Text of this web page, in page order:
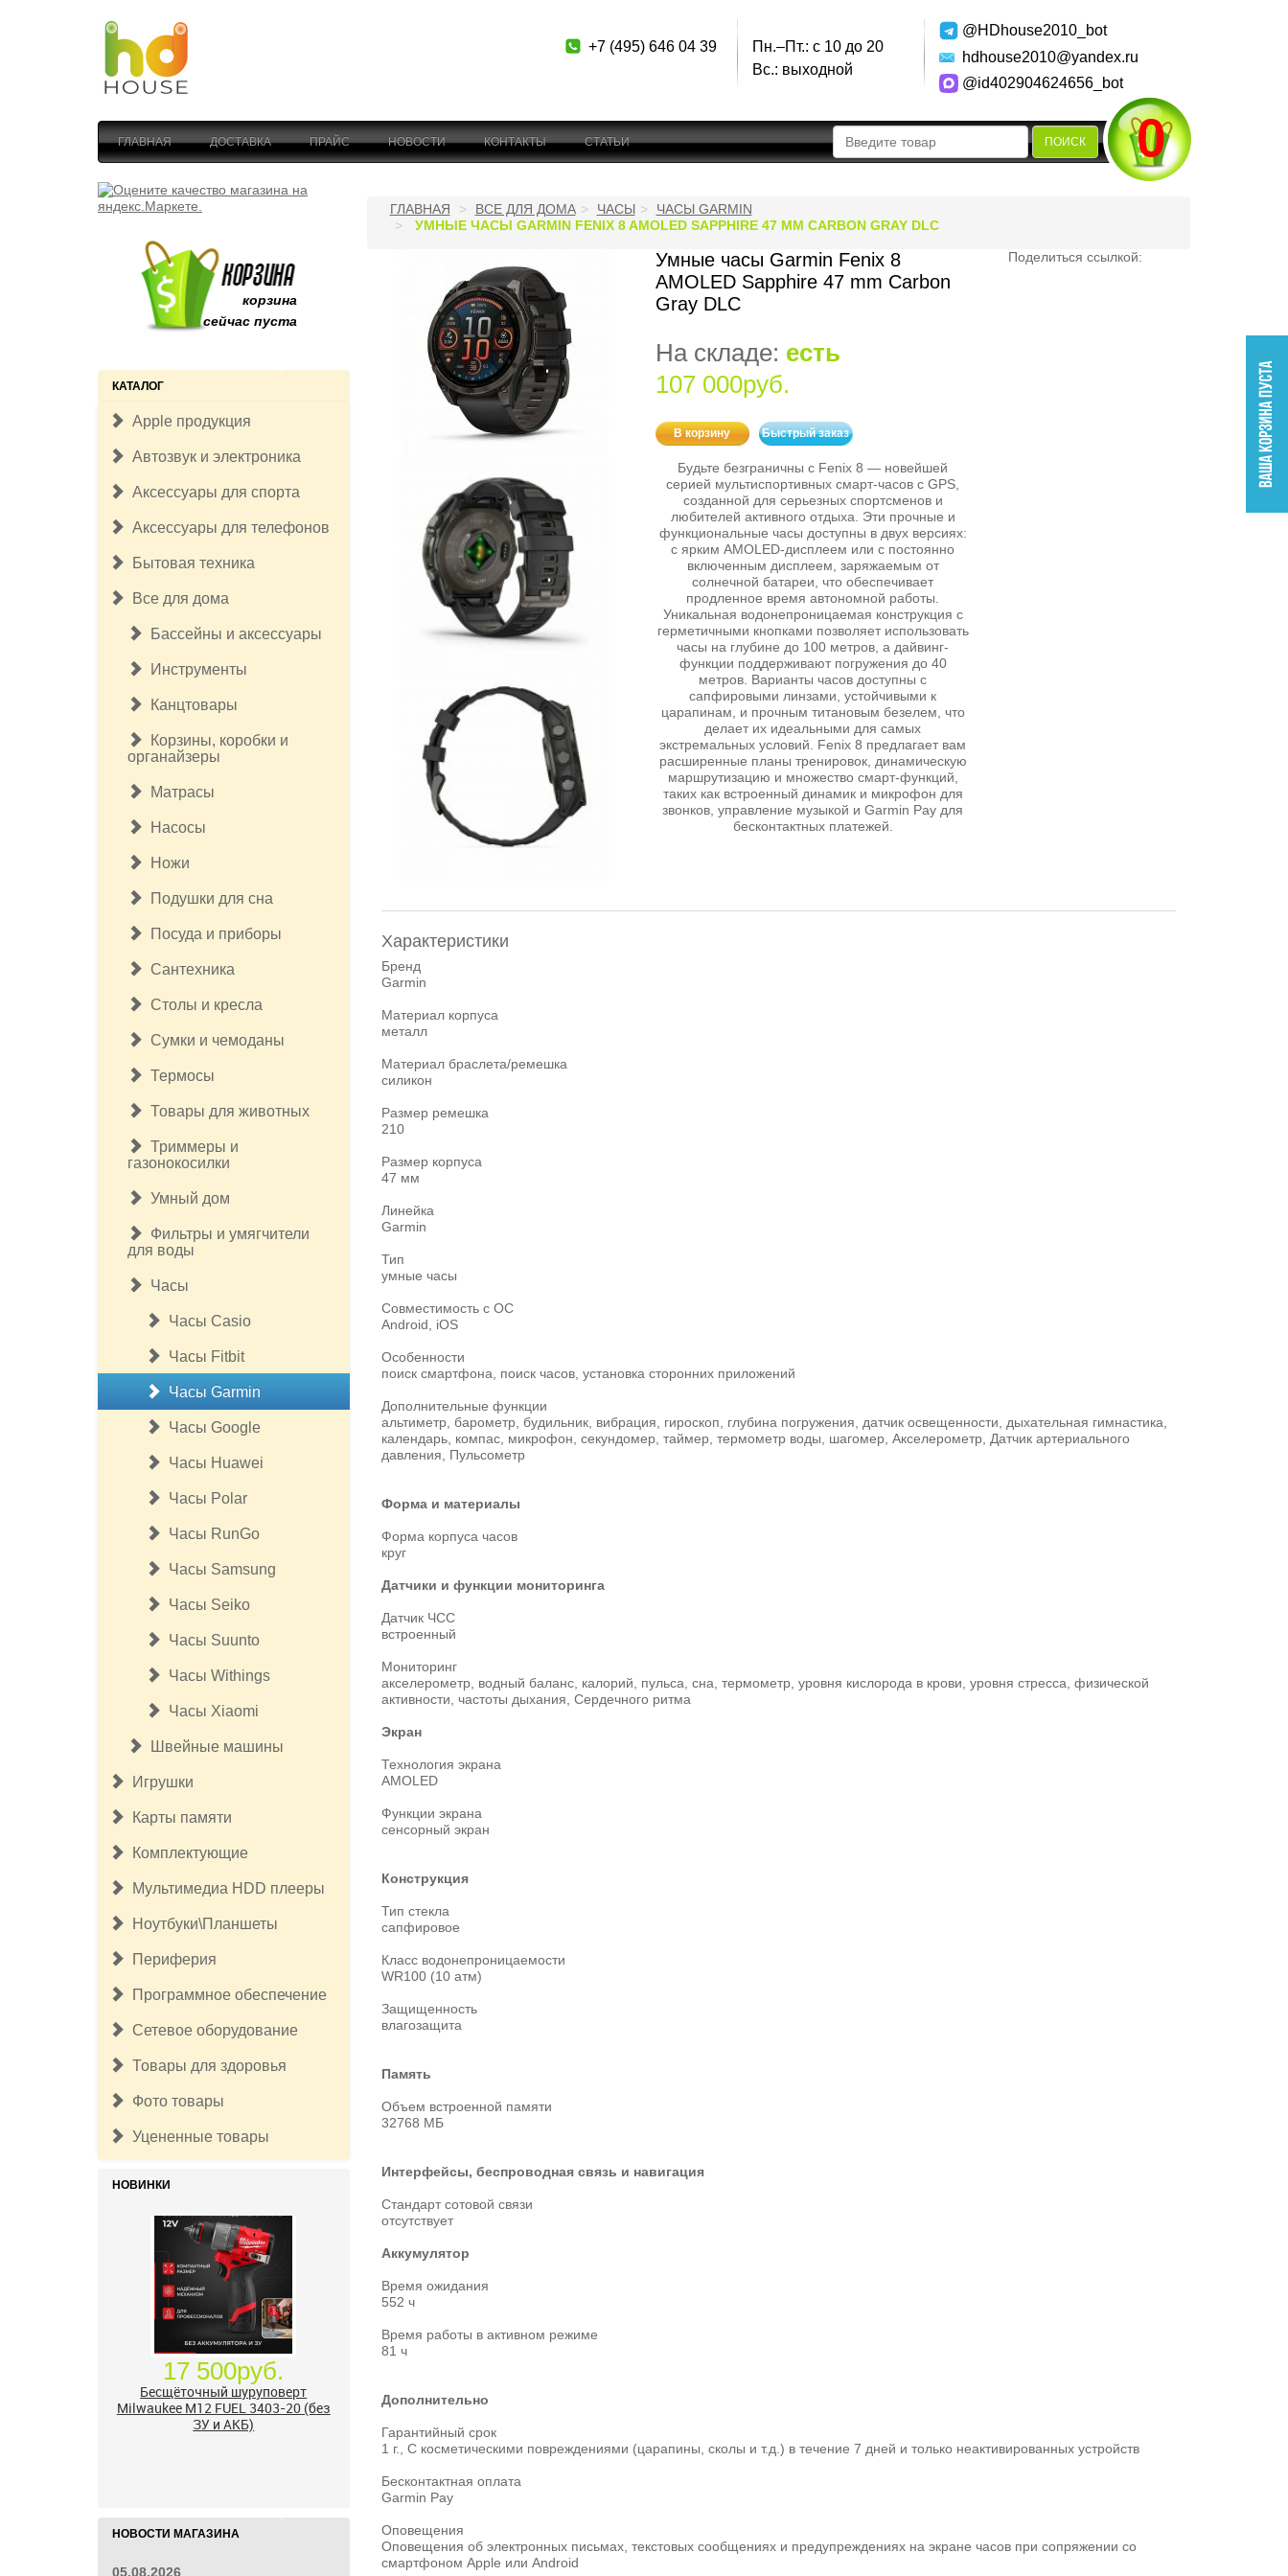
+7 (495) 646 04 39
Пн.–Пт.: с 10 до 20
Вс.: выходной
@HDhouse2010_bot
hdhouse2010@yandex.ru
@id402904624656_bot
ГЛАВНАЯ ДОСТАВКА ПРАЙС НОВОСТИ КОНТАКТЫ СТАТЬИ ПОИСК 0
корзина
сейчас пуста
КАТАЛОГ
Apple продукция
Автозвук и электроника
Аксессуары для спорта
Аксессуары для телефонов
Бытовая техника
Все для дома
Бассейны и аксессуары
Инструменты
Канцтовары
Корзины, коробки и
органайзеры
Матрасы
Насосы
Ножи
Подушки для сна
Посуда и приборы
Сантехника
Столы и кресла
Сумки и чемоданы
Термосы
Товары для животных
Триммеры и
газонокосилки
Умный дом
Фильтры и умягчители
для воды
Часы
Часы Casio
Часы Fitbit
Часы Garmin
Часы Google
Часы Huawei
Часы Polar
Часы RunGo
Часы Samsung
Часы Seiko
Часы Suunto
Часы Withings
Часы Xiaomi
Швейные машины
Игрушки
Карты памяти
Комплектующие
Мультимедиа HDD плееры
Ноутбуки\Планшеты
Периферия
Программное обеспечение
Сетевое оборудование
Товары для здоровья
Фото товары
Уцененные товары
НОВИНКИ
24 500руб.
НОВОСТИ МАГАЗИНА
05.08.2026
ГЛАВНАЯ ВСЕ ДЛЯ ДОМА ЧАСЫ
ЧАСЫ GARMIN
УМНЫЕ ЧАСЫ GARMIN FENIX 8 AMOLED SAPPHIRE 47 MM CARBON GRAY DLC
Умные часы Garmin Fenix 8
AMOLED Sapphire 47 mm Carbon
Gray DLC
На складе: есть
107 000руб.
В корзину Быстрый заказ
Будьте безграничны с Fenix 8 — новейшей
серией мультиспортивных смарт-часов с GPS,
созданной для серьезных спортсменов и
любителей активного отдыха. Эти прочные и
функциональные часы доступны в двух версиях:
с ярким AMOLED-дисплеем или с постоянно
включенным дисплеем, заряжаемым от
солнечной батареи, что обеспечивает
продленное время автономной работы.
Уникальная водонепроницаемая конструкция с
герметичными кнопками позволяет использовать
часы на глубине до 100 метров, а дайвинг-
функции поддерживают погружения до 40
метров. Варианты часов доступны с
сапфировыми линзами, устойчивыми к
царапинам, и прочным титановым безелем, что
делает их идеальными для самых
экстремальных условий. Fenix 8 предлагает вам
расширенные планы тренировок, динамическую
маршрутизацию и множество смарт-функций,
таких как встроенный динамик и микрофон для
звонков, управление музыкой и Garmin Pay для
бесконтактных платежей.
Поделиться ссылкой:
Характеристики
Бренд
Garmin
Материал корпуса
металл
Материал браслета/ремешка
силикон
Размер ремешка
210
Размер корпуса
47 мм
Линейка
Garmin
Тип
умные часы
Совместимость с ОС
Android, iOS
Особенности
поиск смартфона, поиск часов, установка сторонних приложений
Дополнительные функции
альтиметр, барометр, будильник, вибрация, гироскоп, глубина погружения, датчик освещенности, дыхательная гимнастика,
календарь, компас, микрофон, секундомер, таймер, термометр воды, шагомер, Акселерометр, Датчик артериального
давления, Пульсометр
Форма и материалы
Форма корпуса часов
круг
Датчики и функции мониторинга
Датчик ЧСС
встроенный
Мониторинг
акселерометр, водный баланс, калорий, пульса, сна, термометр, уровня кислорода в крови, уровня стресса, физической
активности, частоты дыхания, Сердечного ритма
Экран
Технология экрана
AMOLED
Функции экрана
сенсорный экран
Конструкция
Тип стекла
сапфировое
Класс водонепроницаемости
WR100 (10 атм)
Защищенность
влагозащита
Память
Объем встроенной памяти
32768 МБ
Интерфейсы, беспроводная связь и навигация
Стандарт сотовой связи
отсутствует
Аккумулятор
Время ожидания
552 ч
Время работы в активном режиме
81 ч
Дополнительно
Гарантийный срок
1 г., С косметическими повреждениями (царапины, сколы и т.д.) в течение 7 дней и только неактивированных устройств
Бесконтактная оплата
Garmin Pay
Оповещения
Оповещения об электронных письмах, текстовых сообщениях и предупреждениях на экране часов при сопряжении со
смартфоном Apple или Android